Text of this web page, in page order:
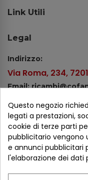
Link Utili
Legal
Indirizzo:
Via Roma, 234,
Email:
Tel.: +39 080 44 13
WhatsApp: +39 334
Metodi di pagamento
Questo negozio
legati a prestazioni,
cookie di terze parti
pubblicitario vengono
e annunci pubblicitari
l'elaborazione dei dati